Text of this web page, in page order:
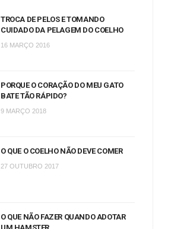
TROCA DE PELOS E TOMANDO
CUIDADO DA PELAGEM DO COELHO
16 MARÇO 2016
PORQUE O CORAÇÃO DO MEU GATO
BATE TÃO RÁPIDO?
9 MARÇO 2018
O QUE O COELHO NÃO DEVE COMER
27 OUTUBRO 2017
O QUE NÃO FAZER QUANDO ADOTAR